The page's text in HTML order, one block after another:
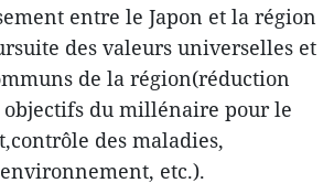
entre le Japon et la région
des valeurs universelles et
de la région(réduction
objectifs du millénaire pour le
des maladies,
etc.).